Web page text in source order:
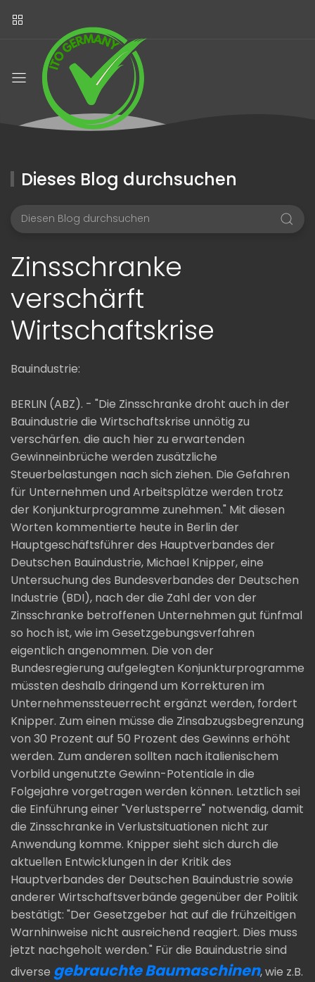
Dieses Blog durchsuchen
Zinsschranke
verschärft
Wirtschaftskrise
Bauindustrie:
BERLIN (ABZ). - "Die Zinsschranke droht auch in der
Bauindustrie die Wirtschaftskrise unnötig zu
verschärfen. die auch hier zu erwartenden
Gewinneinbrüche werden zusätzliche
Steuerbelastungen nach sich ziehen. Die Gefahren
für Unternehmen und Arbeitsplätze werden trotz
der Konjunkturprogramme zunehmen." Mit diesen
Worten kommentierte heute in Berlin der
Hauptgeschäftsführer des Hauptverbandes der
Deutschen Bauindustrie, Michael Knipper, eine
Untersuchung des Bundesverbandes der Deutschen
Industrie (BDI), nach der die Zahl der von der
Zinsschranke betroffenen Unternehmen gut fünfmal
so hoch ist, wie im Gesetzgebungsverfahren
eigentlich angenommen. Die von der
Bundesregierung aufgelegten Konjunkturprogramme
müssten deshalb dringend um Korrekturen im
Unternehmenssteuerrecht ergänzt werden, fordert
Knipper. Zum einen müsse die Zinsabzugsbegrenzung
von 30 Prozent auf 50 Prozent des Gewinns erhöht
werden. Zum anderen sollten nach italienischem
Vorbild ungenutzte Gewinn-Potentiale in die
Folgejahre vorgetragen werden können. Letztlich sei
die Einführung einer "Verlustsperre" notwendig, damit
die Zinsschranke in Verlustsituationen nicht zur
Anwendung komme. Knipper sieht sich durch die
aktuellen Entwicklungen in der Kritik des
Hauptverbandes der Deutschen Bauindustrie sowie
anderer Wirtschaftsverbände gegenüber der Politik
bestätigt: "Der Gesetzgeber hat auf die frühzeitigen
Warnhinweise nicht ausreichend reagiert. Dies muss
jetzt nachgeholt werden." Für die Bauindustrie sind
diverse gebrauchte Baumaschinen, wie z.B.